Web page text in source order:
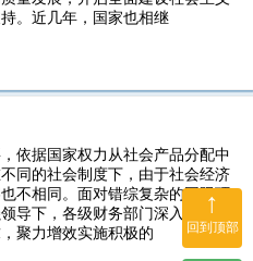
。近几年，国家也相继
依据国家权力从社会产品分配中
同的社会制度下，由于社会经济
不相同。面对错综复杂的国际环
导下，各级财务部门深入贯彻落
聚力增效实施积极的
↑
回到顶部